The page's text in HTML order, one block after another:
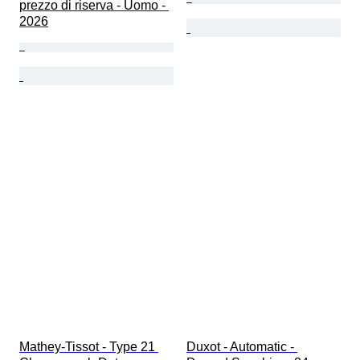
prezzo di riserva - Uomo -
2026
Mathey-Tissot - Type 21
Duxot - Automatic -